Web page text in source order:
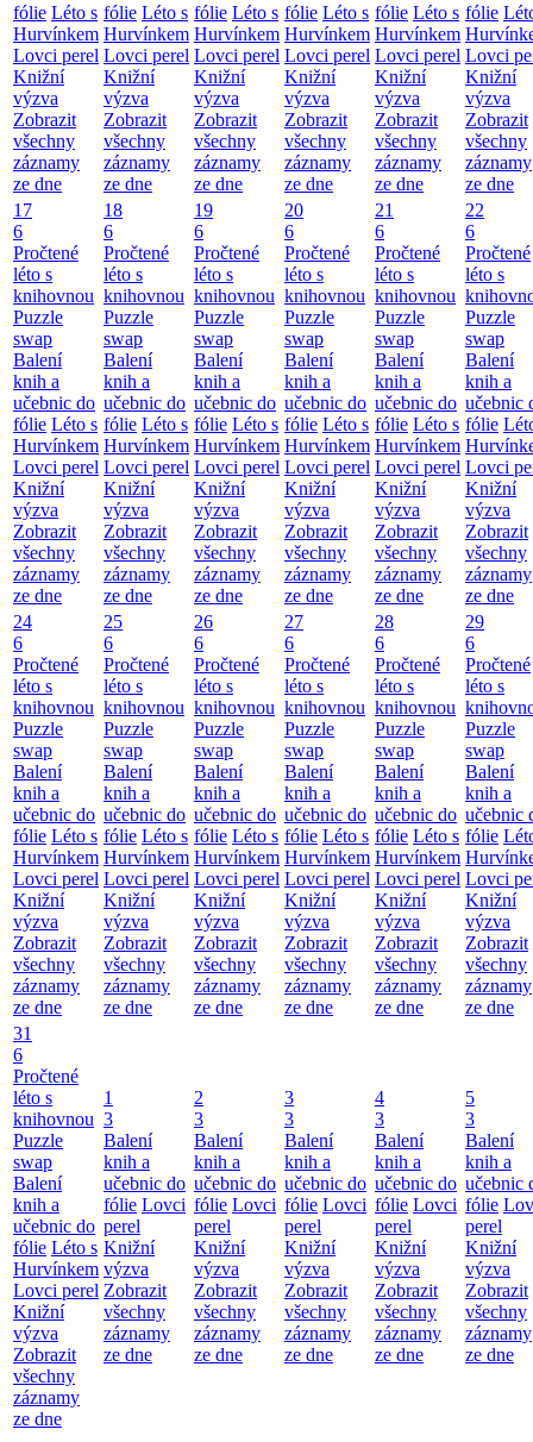
fólie Léto s
Hurvínkem
Lovci perel
Knižní
výzva
Zobrazit
všechny
záznamy
ze dne
fólie Léto s
Hurvínkem
Lovci perel
Knižní
výzva
Zobrazit
všechny
záznamy
ze dne
fólie Léto s
Hurvínkem
Lovci perel
Knižní
výzva
Zobrazit
všechny
záznamy
ze dne
fólie Léto s
Hurvínkem
Lovci perel
Knižní
výzva
Zobrazit
všechny
záznamy
ze dne
fólie Léto s
Hurvínkem
Lovci perel
Knižní
výzva
Zobrazit
všechny
záznamy
ze dne
fólie
Lovci
Knižní
výzva
Zobrazit
všechny
záznamy
ze dne
17
6
Pročtené
léto s
knihovnou
Puzzle
swap
Balení
knih a
učebnic do
fólie Léto s
Hurvínkem
Lovci perel
Knižní
výzva
Zobrazit
všechny
záznamy
ze dne
18
6
Pročtené
léto s
knihovnou
Puzzle
swap
Balení
knih a
učebnic do
fólie Léto s
Hurvínkem
Lovci perel
Knižní
výzva
Zobrazit
všechny
záznamy
ze dne
19
6
Pročtené
léto s
knihovnou
Puzzle
swap
Balení
knih a
učebnic do
fólie Léto s
Hurvínkem
Lovci perel
Knižní
výzva
Zobrazit
všechny
záznamy
ze dne
20
6
Pročtené
léto s
knihovnou
Puzzle
swap
Balení
knih a
učebnic do
fólie Léto s
Hurvínkem
Lovci perel
Knižní
výzva
Zobrazit
všechny
záznamy
ze dne
21
6
Pročtené
léto s
knihovnou
Puzzle
swap
Balení
knih a
učebnic do
fólie Léto s
Hurvínkem
Lovci perel
Knižní
výzva
Zobrazit
všechny
záznamy
ze dne
22
6
Pročtené
léto s
Puzzle
swap
Balení
knih a
učebnic
fólie
Lovci
Knižní
výzva
Zobrazit
všechny
záznamy
ze dne
24
6
Pročtené
léto s
knihovnou
Puzzle
swap
Balení
knih a
učebnic do
fólie Léto s
Hurvínkem
Lovci perel
Knižní
výzva
Zobrazit
všechny
záznamy
ze dne
25
6
Pročtené
léto s
knihovnou
Puzzle
swap
Balení
knih a
učebnic do
fólie Léto s
Hurvínkem
Lovci perel
Knižní
výzva
Zobrazit
všechny
záznamy
ze dne
26
6
Pročtené
léto s
knihovnou
Puzzle
swap
Balení
knih a
učebnic do
fólie Léto s
Hurvínkem
Lovci perel
Knižní
výzva
Zobrazit
všechny
záznamy
ze dne
27
6
Pročtené
léto s
knihovnou
Puzzle
swap
Balení
knih a
učebnic do
fólie Léto s
Hurvínkem
Lovci perel
Knižní
výzva
Zobrazit
všechny
záznamy
ze dne
28
6
Pročtené
léto s
knihovnou
Puzzle
swap
Balení
knih a
učebnic do
fólie Léto s
Hurvínkem
Lovci perel
Knižní
výzva
Zobrazit
všechny
záznamy
ze dne
29
6
Pročtené
léto s
Puzzle
swap
Balení
knih a
učebnic
fólie
Lovci
Knižní
výzva
Zobrazit
všechny
záznamy
ze dne
31
6
Pročtené
léto s
knihovnou
Puzzle
swap
Balení
knih a
učebnic do
fólie Léto s
Hurvínkem
Lovci perel
Knižní
výzva
Zobrazit
všechny
záznamy
ze dne
1
3
Balení
knih a
učebnic do
fólie Lovci
perel
Knižní
výzva
Zobrazit
všechny
záznamy
ze dne
2
3
Balení
knih a
učebnic do
fólie Lovci
perel
Knižní
výzva
Zobrazit
všechny
záznamy
ze dne
3
3
Balení
knih a
učebnic do
fólie Lovci
perel
Knižní
výzva
Zobrazit
všechny
záznamy
ze dne
4
3
Balení
knih a
učebnic do
fólie Lovci
perel
Knižní
výzva
Zobrazit
všechny
záznamy
ze dne
5
3
Balení
knih a
učebnic
fólie
perel
Knižní
výzva
Zobrazit
všechny
záznamy
ze dne